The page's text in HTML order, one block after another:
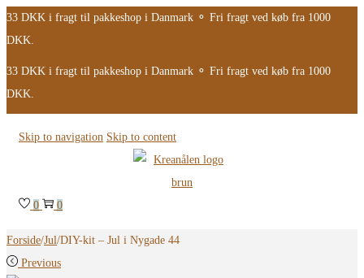
33 DKK i fragt til pakkeshop i Danmark ⚬ Fri fragt ved køb fra 1000
DKK.
33 DKK i fragt til pakkeshop i Danmark ⚬ Fri fragt ved køb fra 1000
DKK.
Skip to navigation Skip to content
0 0
Forside/Jul/DIY-kit – Jul i Nygade 44
Previous